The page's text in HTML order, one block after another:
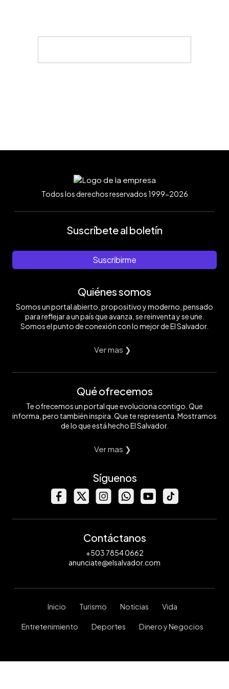
Todos los derechos reservados 1999-2026
Suscríbete al boletín
Suscribirme
Quiénes somos
Somos un portal abierto, propositivo y moderno, pensado
para reflejar a un país que avanza, se reinventa y se une.
Somos el punto de conexión con lo mejor de El Salvador.
Ver mas ❯
Qué ofrecemos
Te ofrecemos un portal que evoluciona contigo. Que
informa, pero también inspira. Que te representa. Mostramos
de lo que está hecho El Salvador.
Ver mas ❯
Síguenos
Contáctanos
+503 7854 0662
anunciate@elsalvador.com
Inicio Turismo Noticias Vida
Entretenimiento Deportes Dinero y Negocios